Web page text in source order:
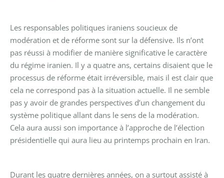
Les responsables politiques iraniens soucieux de
modération et de réforme sont sur la défensive. Ils n’ont
pas réussi à modifier de manière significative le caractère
du régime iranien. Il y a quatre ans, certains disaient que le
processus de réforme était irréversible, mais il est clair que
cela ne correspond pas à la situation actuelle. Il ne semble
pas y avoir de grandes perspectives d’un changement du
système politique allant dans le sens de la modération.
Cela aura aussi son importance à l’approche de l’élection
présidentielle qui aura lieu au printemps prochain en Iran.
Durant les quatre dernières années, on a surtout assisté à